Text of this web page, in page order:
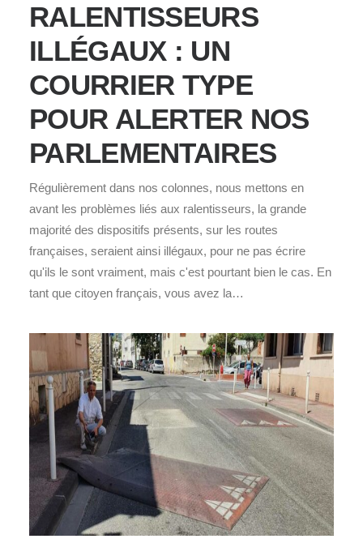
RALENTISSEURS
ILLÉGAUX : UN
COURRIER TYPE
POUR ALERTER NOS
PARLEMENTAIRES
Régulièrement dans nos colonnes, nous mettons en
avant les problèmes liés aux ralentisseurs, la grande
majorité des dispositifs présents, sur les routes
françaises, seraient ainsi illégaux, pour ne pas écrire
qu'ils le sont vraiment, mais c'est pourtant bien le cas. En
tant que citoyen français, vous avez la…